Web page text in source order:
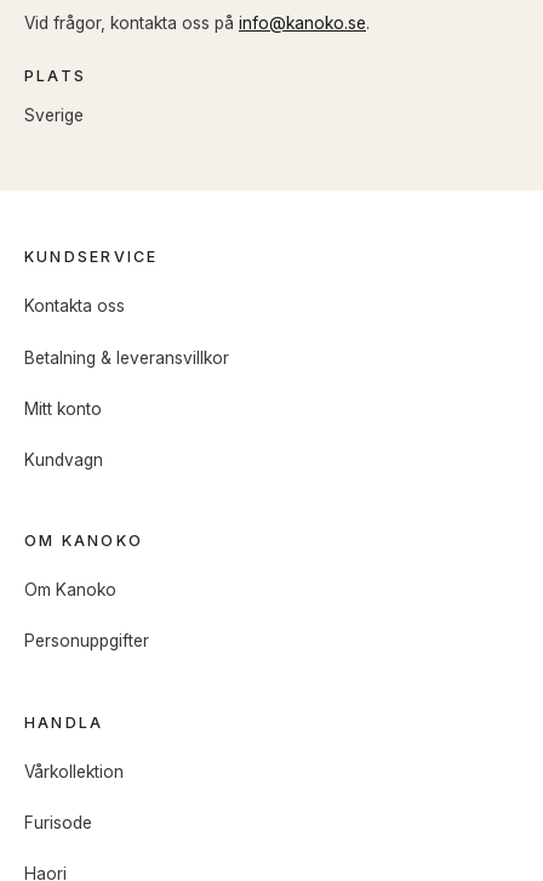
Vid frågor, kontakta oss på info@kanoko.se.
PLATS
Sverige
KUNDSERVICE
Kontakta oss
Betalning & leveransvillkor
Mitt konto
Kundvagn
OM KANOKO
Om Kanoko
Personuppgifter
HANDLA
Vårkollektion
Furisode
Haori